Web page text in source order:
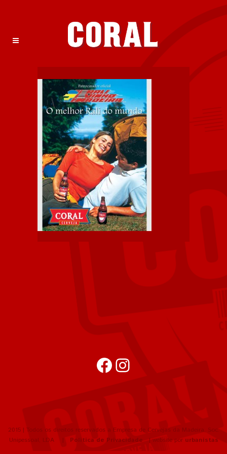
FacebookInstagram
2015 | Todos os direitos reservados a Empresa de Cervejas da Madeira, Soc.
Unipessoal, LDA | Política de Privacidade | website por urbanistas